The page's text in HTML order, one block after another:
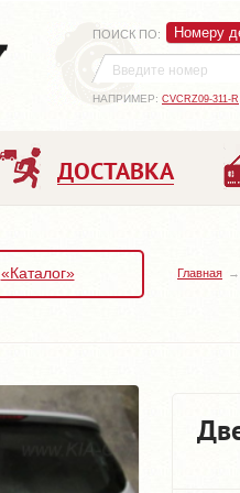
ПОИСК ПО: Номеру
НАПРИМЕР: CVCRZ09-311-R
ДОСТАВКА
«Каталог» Главная